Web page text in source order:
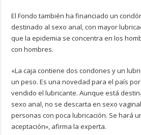
El Fondo también ha financiado un
destinado al sexo anal, con mayor
que la epidemia se concentra en los
con hombres.
«La caja contiene dos condones y un
un peso. Es una novedad para el país
vendido el lubricante. Aunque está
sexo anal, no se descarta en sexo
personas con poca lubricación. Se hará
aceptación», afirma la experta.